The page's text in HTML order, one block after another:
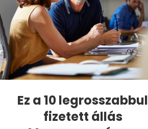
Ez a 10 legrosszabbul
fizetett állás